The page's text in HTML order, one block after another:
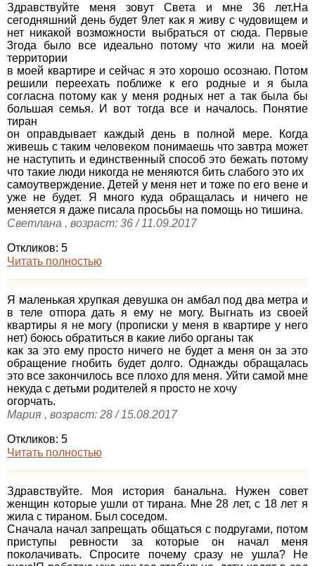
Здравствуйте меня зовут Света и мне 36 лет.На
сегодняшний день будет 9лет как я живу с чудовищем и
нет никакой возможности выбраться от сюда. Первые
3года было все идеально потому что жили на моей
территории
в моей квартире и сейчас я это хорошо осознаю. Потом
решили переехать поближе к его родные и я была
согласна потому как у меня родных нет а так была бы
большая семья. И вот тогда все и началось. Понятие
тиран
он оправдывает каждый день в полной мере. Когда
живешь с таким человеком понимаешь что завтра может
не наступить и единственный способ это бежать потому
что такие люди никогда не меняются бить слабого это их
самоутверждение. Детей у меня нет и тоже по его вене и
уже не будет. Я много куда обращалась и ничего не
меняется я даже писала просьбы на помощь но тишина.
Светлана , возраст: 36 / 11.09.2017
Откликов: 5
Читать полностью
Я маленькая хрупкая девушка он амбал под два метра и
в теле отпора дать я ему не могу. Выгнать из своей
квартиры я не могу (прописки у меня в квартире у него
нет) боюсь обратиться в какие либо органы так
как за это ему просто ничего не будет а меня он за это
обращение гнобить будет долго. Однажды обращалась
это все закончилось все плохо для меня. Уйти самой мне
некуда с детьми родителей я просто не хочу
огорчать.
Мария , возраст: 28 / 15.08.2017
Откликов: 5
Читать полностью
Здравствуйте. Моя история банальна. Нужен совет
женщин которые ушли от тирана. Мне 28 лет, с 18 лет я
жила с тираном. Был соседом.
Сначала начал запрещать общаться с подругами, потом
приступы ревности за которые он начал меня
поколачивать. Спросите почему сразу не ушла? Не